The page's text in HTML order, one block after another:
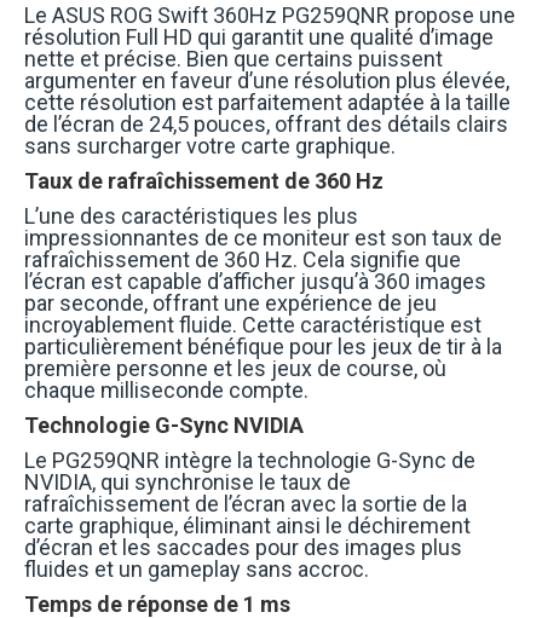
Le ASUS ROG Swift 360Hz PG259QNR propose une
résolution Full HD qui garantit une qualité d’image
nette et précise. Bien que certains puissent
argumenter en faveur d’une résolution plus élevée,
cette résolution est parfaitement adaptée à la taille
de l’écran de 24,5 pouces, offrant des détails clairs
sans surcharger votre carte graphique.
Taux de rafraîchissement de 360 Hz
L’une des caractéristiques les plus
impressionnantes de ce moniteur est son taux de
rafraîchissement de 360 Hz. Cela signifie que
l’écran est capable d’afficher jusqu’à 360 images
par seconde, offrant une expérience de jeu
incroyablement fluide. Cette caractéristique est
particulièrement bénéfique pour les jeux de tir à la
première personne et les jeux de course, où
chaque milliseconde compte.
Technologie G-Sync NVIDIA
Le PG259QNR intègre la technologie G-Sync de
NVIDIA, qui synchronise le taux de
rafraîchissement de l’écran avec la sortie de la
carte graphique, éliminant ainsi le déchirement
d’écran et les saccades pour des images plus
fluides et un gameplay sans accroc.
Temps de réponse de 1 ms